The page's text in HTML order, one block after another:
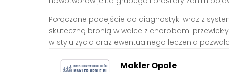
Połączone podejście do diagnostyki wraz z
skuteczną bronią w walce z chorobami
w stylu życia oraz ewentualnego leczenia
Makler Opole